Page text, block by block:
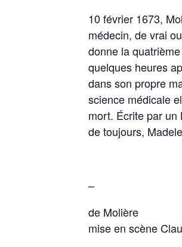
10 février 1673,
médecin, de vrai
donne la
quelques heures
dans son propre
science médicale
mort. Écrite par un
de toujours,
–
de Molière
mise en scène